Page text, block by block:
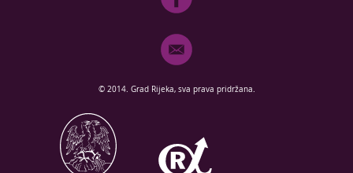
© 2014. Grad Rijeka, sva prava pridržana.